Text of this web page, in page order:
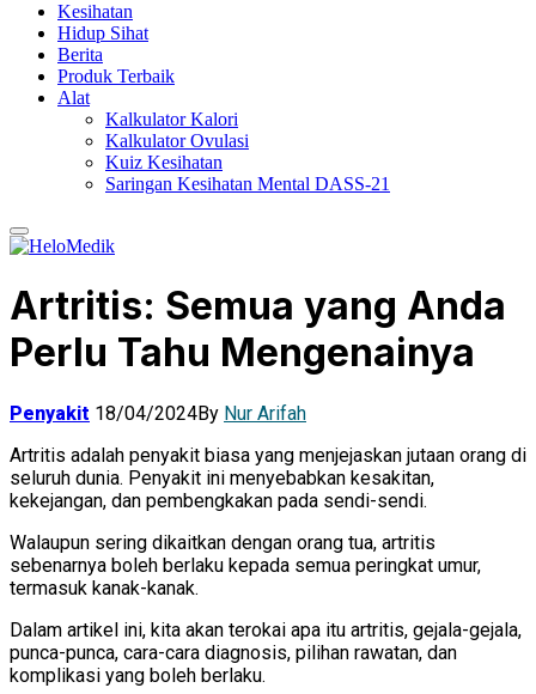
Kesihatan
Hidup Sihat
Berita
Produk Terbaik
Alat
Kalkulator Kalori
Kalkulator Ovulasi
Kuiz Kesihatan
Saringan Kesihatan Mental DASS-21
Artritis: Semua yang Anda
Perlu Tahu Mengenainya
Penyakit 18/04/2024By Nur Arifah
Artritis adalah penyakit biasa yang menjejaskan jutaan orang di
seluruh dunia. Penyakit ini menyebabkan kesakitan,
kekejangan, dan pembengkakan pada sendi-sendi.
Walaupun sering dikaitkan dengan orang tua, artritis
sebenarnya boleh berlaku kepada semua peringkat umur,
termasuk kanak-kanak.
Dalam artikel ini, kita akan terokai apa itu artritis, gejala-gejala,
punca-punca, cara-cara diagnosis, pilihan rawatan, dan
komplikasi yang boleh berlaku.